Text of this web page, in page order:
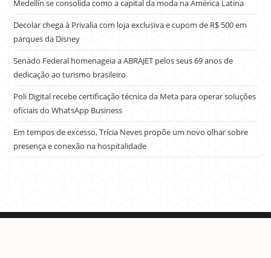
Medellín se consolida como a capital da moda na América Latina
Decolar chega à Privalia com loja exclusiva e cupom de R$ 500 em
parques da Disney
Senado Federal homenageia a ABRAJET pelos seus 69 anos de
dedicação ao turismo brasileiro
Poli Digital recebe certificação técnica da Meta para operar soluções
oficiais do WhatsApp Business
Em tempos de excesso, Trícia Neves propõe um novo olhar sobre
presença e conexão na hospitalidade